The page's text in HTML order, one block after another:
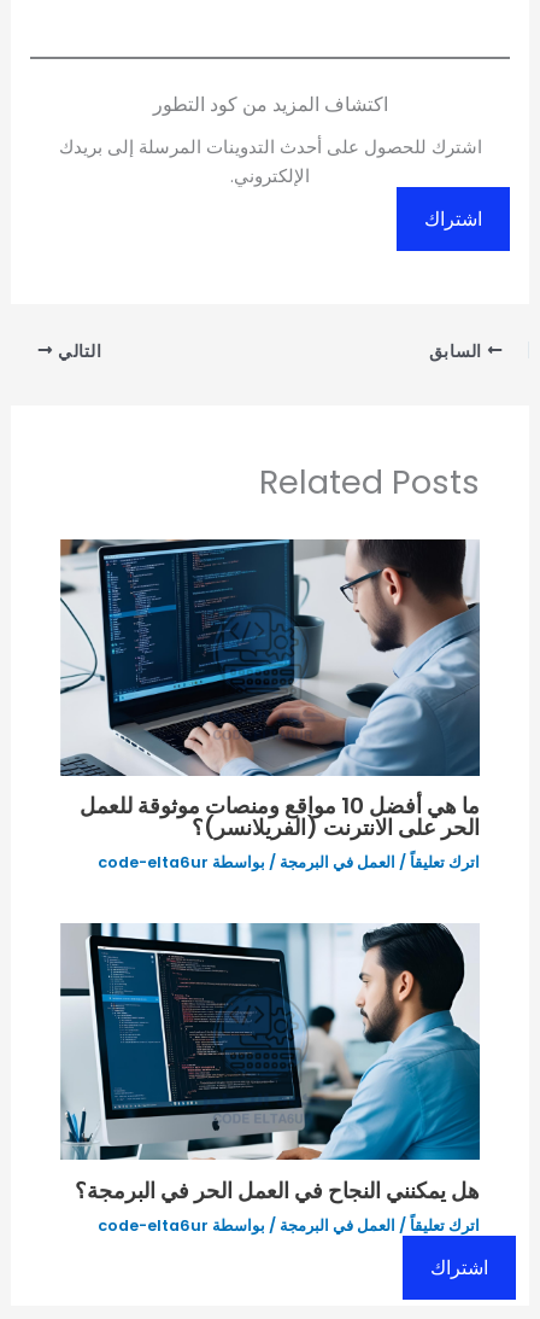
اكتشاف المزيد من كود التطور
اشترك للحصول على أحدث التدوينات المرسلة إلى بريدك
الإلكتروني.
اشتراك
السابق التالي
Related Posts
ما هي أفضل 10 مواقع ومنصات موثوقة للعمل
الحر على الانترنت (الفريلانسر)؟
اترك تعليقاً/ العمل في البرمجة / بواسطة code-elta6ur
هل يمكنني النجاح في العمل الحر في البرمجة؟
اترك تعليقاً/ العمل في البرمجة / بواسطة code-elta6ur
اشتراك